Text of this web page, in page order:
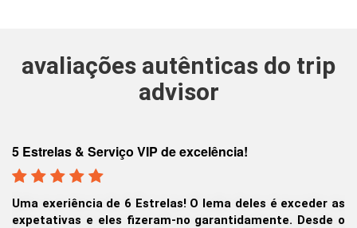
avaliações autênticas do trip
advisor
as
o
Os nossos passeios de um dia a Yosemite e Lago
Tahoe a partir de Silicon Valley